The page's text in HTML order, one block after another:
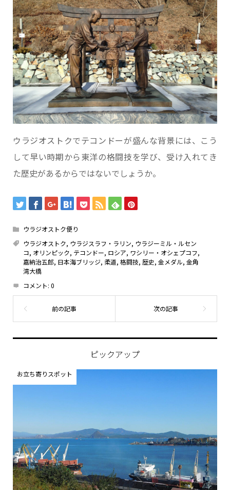
ウラジオストクでテコンドーが盛んな背景には、こう
して早い時期から東洋の格闘技を学び、受け入れてき
た歴史があるからではないでしょうか。
ウラジオストク便り
ウラジオストク, ウラジスラフ・ラリン, ウラジーミル・ルセン
コ, オリンピック, テコンドー, ロシア, ワシリー・オシェプコフ,
嘉納治五郎, 日本海ブリッジ, 柔道, 格闘技, 歴史, 金メダル, 金角
湾大橋
コメント: 0
ピックアップ
お立ち寄りスポット